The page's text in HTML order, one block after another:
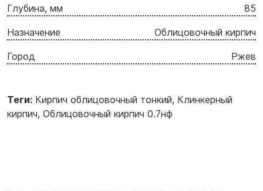
Глубина, мм 85
Назначение Облицовочный кирпич
Город Ржев
Теги: Кирпич облицовочный тонкий, Клинкерный
кирпич, Облицовочный кирпич 0.7нф